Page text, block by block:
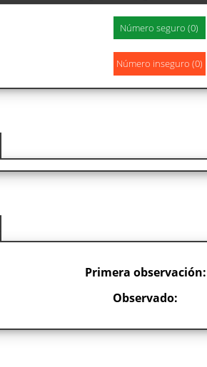
Primera observación:
Observado: